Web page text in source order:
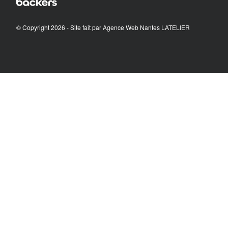
© Copyright 2026 - Site fait parAgence Web Nantes LATELIER